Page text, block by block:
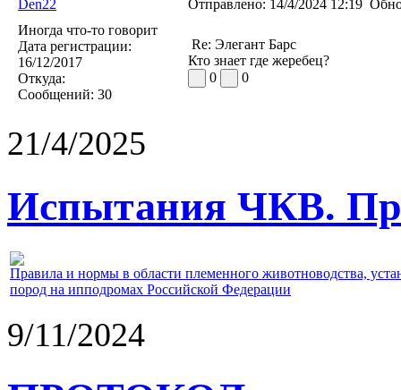
Den22 Отправлено: 14/4/2024 12:19
Иногда что-то говорит
Дата регистрации:
16/12/2017
Откуда:
Сообщений: 30
Re: Элегант Барс
Кто знает где жеребец?
0
0
21/4/2025
Испытания ЧКВ.
Правила и нормы в области племенного животноводства,
пород на ипподромах Российской Федерации
9/11/2024